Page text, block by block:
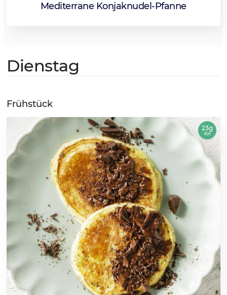
Mediterrane Konjaknudel-Pfanne
Dienstag
Frühstück
23g
KH